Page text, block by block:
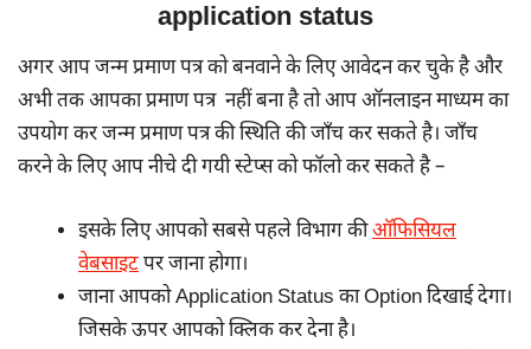
application status
अगर आप जन्म प्रमाण पत्र को बनवाने के लिए आवेदन कर चुके है और
अभी तक आपका प्रमाण पत्र नहीं बना है तो आप ऑनलाइन माध्यम का
उपयोग कर जन्म प्रमाण पत्र की स्थिति की जाँच कर सकते है। जाँच
करने के लिए आप नीचे दी गयी स्टेप्स को फॉलो कर सकते है –
इसके लिए आपको सबसे पहले विभाग कीऑफिसियल
वेबसाइटपर जाना होगा।
जाना आपको Application Status का Option दिखाई देगा।
जिसके ऊपर आपको क्लिक कर देना है।